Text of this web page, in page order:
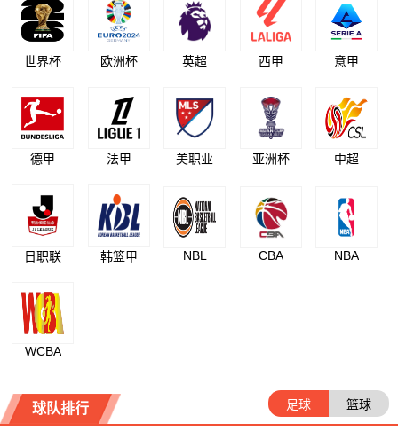
世界杯 欧洲杯 英超 西甲 意甲
德甲 法甲 美职业 亚洲杯 中超
日职联 韩篮甲 NBL CBA NBA
WCBA
球队排行 足球 篮球